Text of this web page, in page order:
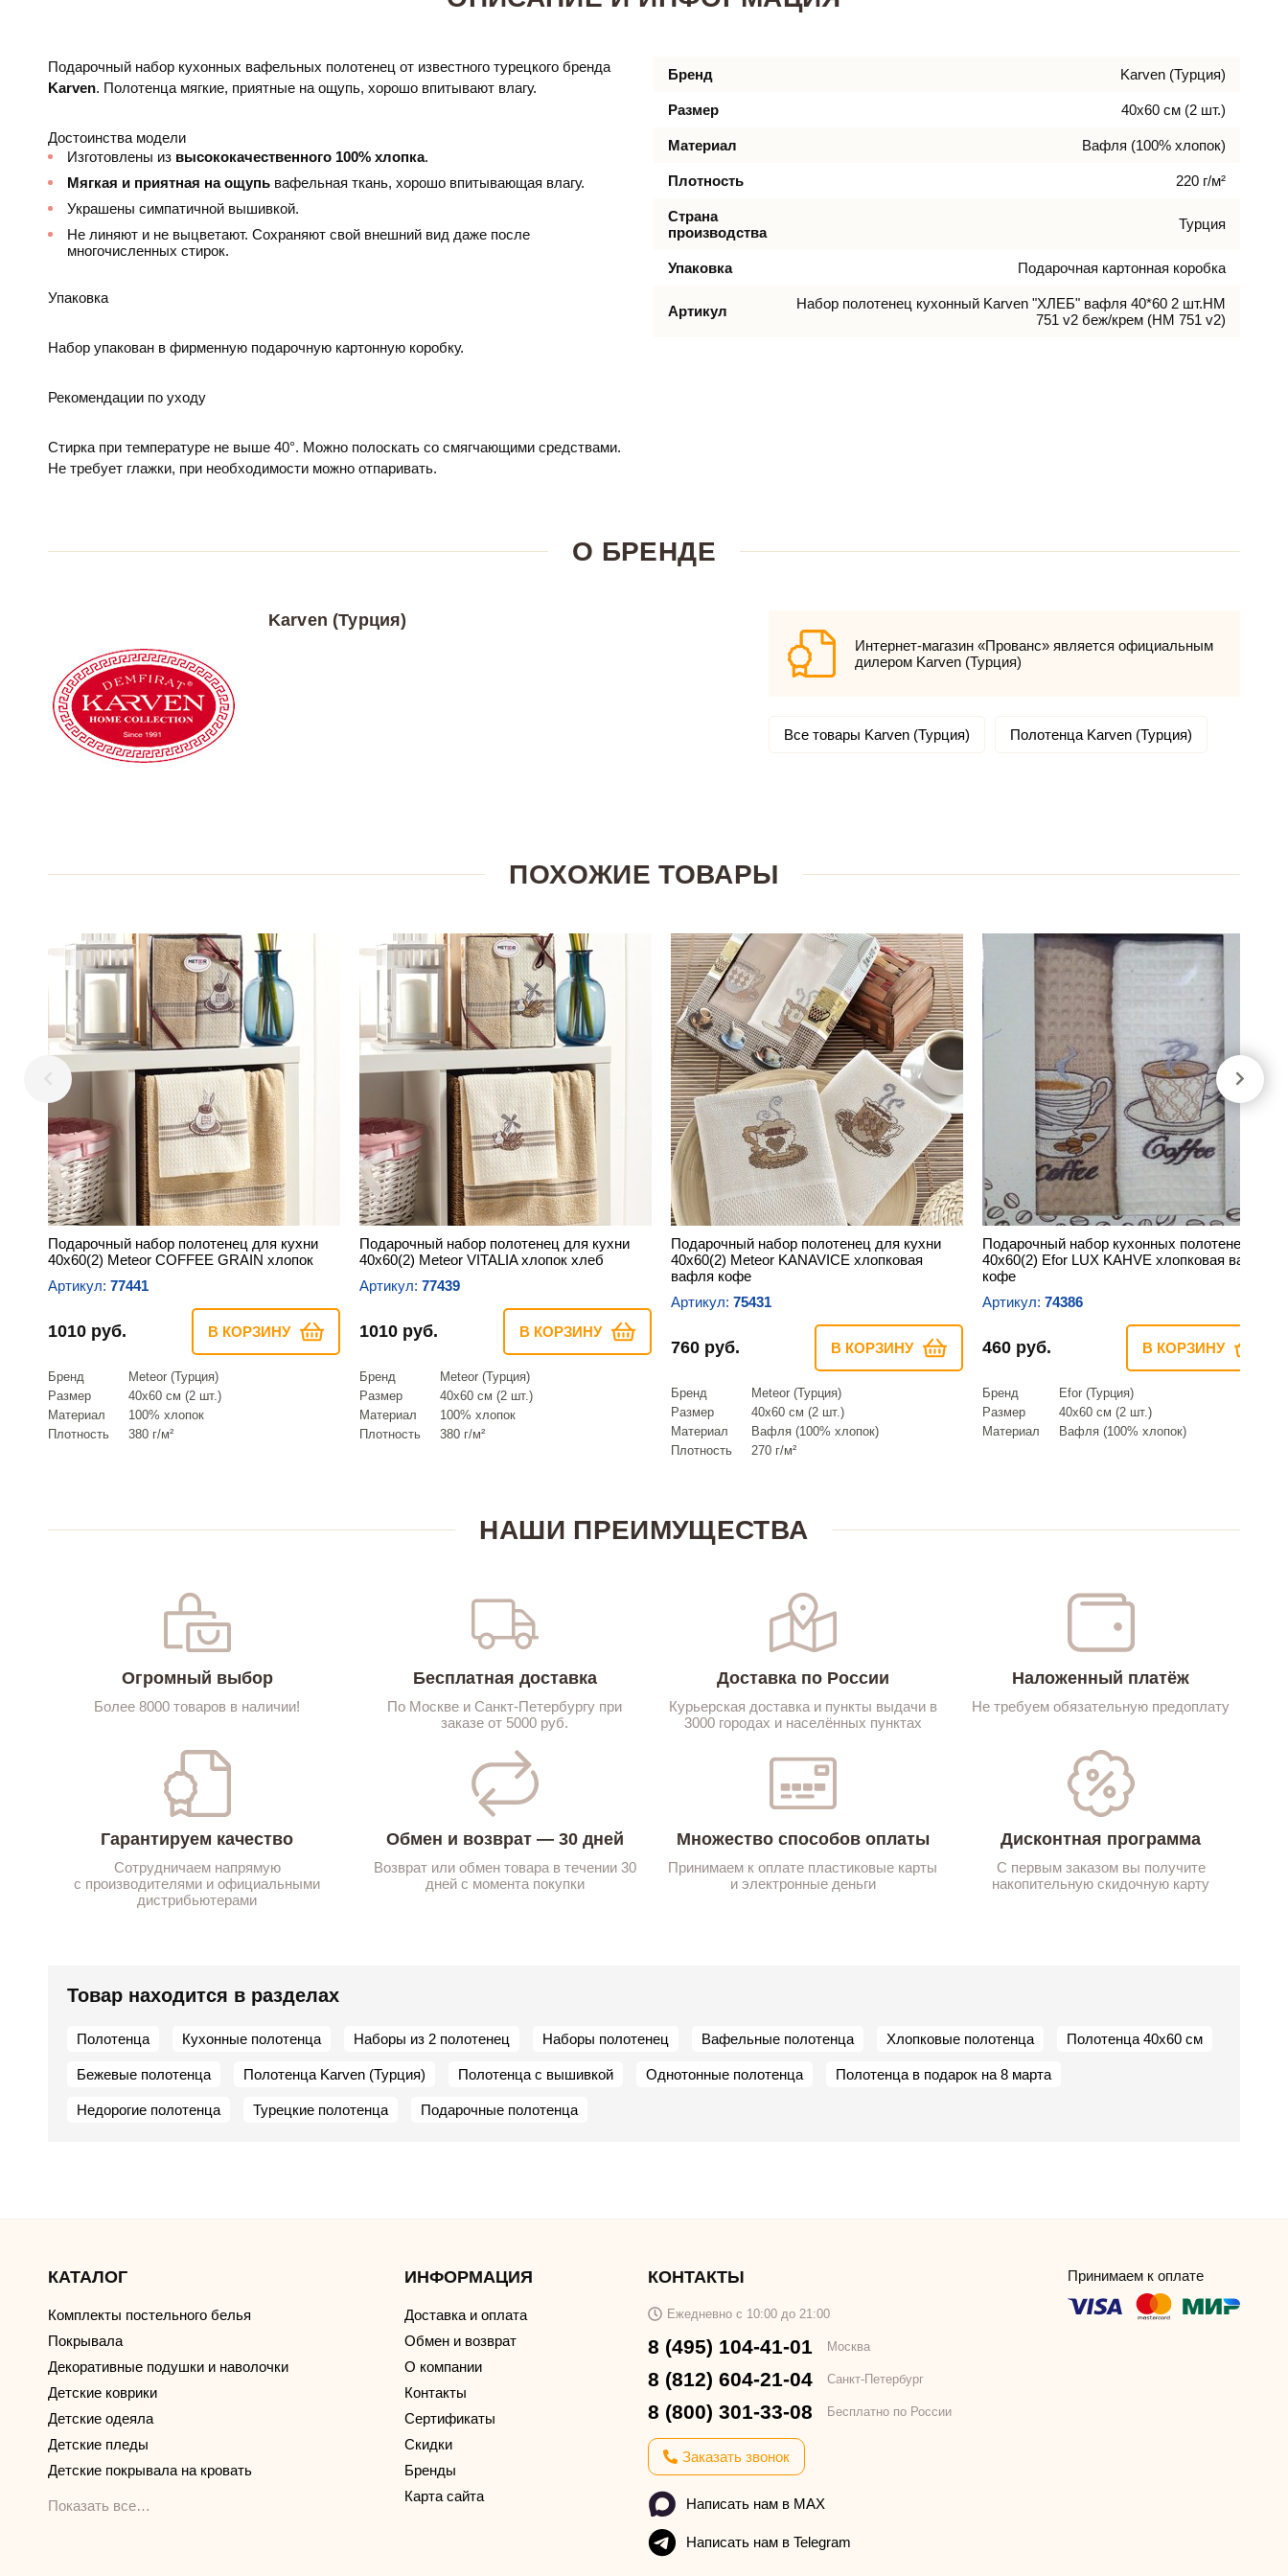
Подарочный набор кухонных вафельных полотенец от известного турецкого бренда
Karven. Полотенца мягкие, приятные на ощупь, хорошо впитывают влагу.
Достоинства модели
Изготовлены из высококачественного 100% хлопка.
Мягкая и приятная на ощупь вафельная ткань, хорошо впитывающая влагу.
Украшены симпатичной вышивкой.
Не линяют и не выцветают. Сохраняют свой внешний вид даже после
многочисленных стирок.
Упаковка
Набор упакован в фирменную подарочную картонную коробку.
Рекомендации по уходу
Стирка при температуре не выше 40°. Можно полоскать со смягчающими средствами.
Не требует глажки, при необходимости можно отпаривать.
Бренд Karven (Турция)
Размер 40х60 см (2 шт.)
Материал Вафля (100% хлопок)
Плотность 220 г/м²
Страна
производства
Турция
Упаковка Подарочная картонная коробка
Артикул
Набор полотенец кухонный Karven "ХЛЕБ" вафля 40*60 2 шт.НМ
751 v2 беж/крем (HM 751 v2)
О БРЕНДЕ
Karven (Турция)
Интернет-магазин «Прованс» является официальным
дилером Karven (Турция)
Все товары Karven (Турция) Полотенца Karven (Турция)
ПОХОЖИЕ ТОВАРЫ
Подарочный набор полотенец для кухни
40х60(2) Meteor COFFEE GRAIN хлопок
Артикул: 77441
1010 руб. В КОРЗИНУ
Бренд
Meteor (Турция)
Размер
40х60 см (2 шт.)
Материал
100% хлопок
Плотность
380 г/м²
Подарочный набор полотенец для кухни
40х60(2) Meteor VITALIA хлопок хлеб
Артикул: 77439
1010 руб. В КОРЗИНУ
Бренд
Meteor (Турция)
Размер
40х60 см (2 шт.)
Материал
100% хлопок
Плотность
380 г/м²
Подарочный набор полотенец для кухни
40х60(2) Meteor KANAVICE хлопковая
вафля кофе
Артикул: 75431
760 руб. В КОРЗИНУ
Бренд
Meteor (Турция)
Размер
40х60 см (2 шт.)
Материал
Вафля (100% хлопок)
Плотность
270 г/м²
Подарочный набор кухонных полотенец
40х60(2) Efor LUX KAHVE хлопковая вафля
кофе
Артикул: 74386
460 руб. В КОРЗИНУ
Бренд
Efor (Турция)
Размер
40х60 см (2 шт.)
Материал
Вафля (100% хлопок)
НАШИ ПРЕИМУЩЕСТВА
Огромный выбор
Более 8000 товаров в наличии!
Бесплатная доставка
По Москве и Санкт-Петербургу при
заказе от 5000 руб.
Доставка по России
Курьерская доставка и пункты выдачи в
3000 городах и населённых пунктах
Наложенный платёж
Не требуем обязательную предоплату
Гарантируем качество
Сотрудничаем напрямую
с производителями и официальными
дистрибьютерами
Обмен и возврат — 30 дней
Возврат или обмен товара в течении 30
дней с момента покупки
Множество способов оплаты
Принимаем к оплате пластиковые карты
и электронные деньги
Дисконтная программа
С первым заказом вы получите
накопительную скидочную карту
Товар находится в разделах
Полотенца Кухонные полотенца Наборы из 2 полотенец Наборы полотенец Вафельные полотенца Хлопковые полотенца Полотенца 40х60 см
Бежевые полотенца Полотенца Karven (Турция) Полотенца с вышивкой Однотонные полотенца Полотенца в подарок на 8 марта
Недорогие полотенца Турецкие полотенца Подарочные полотенца
КАТАЛОГ
Комплекты постельного белья
Покрывала
Декоративные подушки и наволочки
Детские коврики
Детские одеяла
Детские пледы
Детские покрывала на кровать
Показать все…
ИНФОРМАЦИЯ
Доставка и оплата
Обмен и возврат
О компании
Контакты
Сертификаты
Скидки
Бренды
Карта сайта
КОНТАКТЫ
Ежедневно с 10:00 до 21:00
8 (495) 104-41-01 Москва
8 (812) 604-21-04 Санкт-Петербург
8 (800) 301-33-08 Бесплатно по России
Заказать звонок
Написать нам в MAX
Написать нам в Telegram
Принимаем к оплате